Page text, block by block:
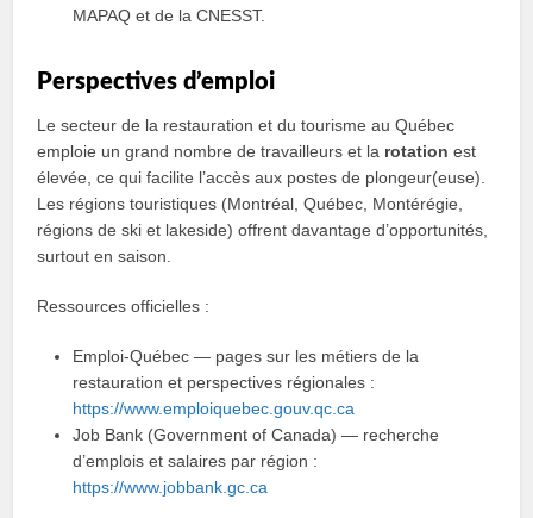
MAPAQ et de la CNESST.
Perspectives d’emploi
Le secteur de la restauration et du tourisme au Québec
emploie un grand nombre de travailleurs et la rotation est
élevée, ce qui facilite l’accès aux postes de plongeur(euse).
Les régions touristiques (Montréal, Québec, Montérégie,
régions de ski et lakeside) offrent davantage d’opportunités,
surtout en saison.
Ressources officielles :
Emploi-Québec — pages sur les métiers de la
restauration et perspectives régionales :
https://www.emploiquebec.gouv.qc.ca
Job Bank (Government of Canada) — recherche
d’emplois et salaires par région :
https://www.jobbank.gc.ca